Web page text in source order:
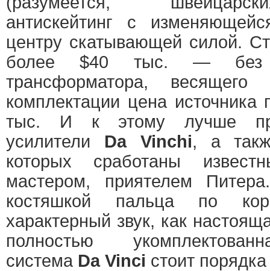
антискейтинг с
центру скатывающей силой.
более $40 тыс. — без
трансформатора,
комплектации цена источника
тыс. И к этому лучше
усилители Da Vinchi, а
которых сработаны
мастером, приятелем
костяшкой пальца по
характерный звук, как
полностью
система Da Vinci стоит